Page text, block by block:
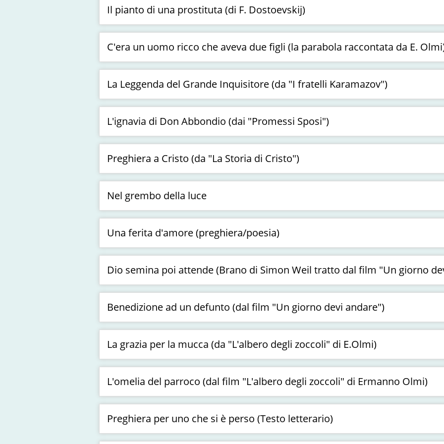
Il pianto di una prostituta (di F. Dostoevskij)
C'era un uomo ricco che aveva due figli (la parabola raccontata da E.
La Leggenda del Grande Inquisitore (da "I fratelli Karamazov")
L'ignavia di Don Abbondio (dai "Promessi Sposi")
Preghiera a Cristo (da "La Storia di Cristo")
Nel grembo della luce
Una ferita d'amore (preghiera/poesia)
Dio semina poi attende (Brano di Simon Weil tratto dal film "Un giorno
Benedizione ad un defunto (dal film "Un giorno devi andare")
La grazia per la mucca (da "L'albero degli zoccoli" di E.Olmi)
L'omelia del parroco (dal film "L'albero degli zoccoli" di Ermanno Olmi)
Preghiera per uno che si è perso (Testo letterario)